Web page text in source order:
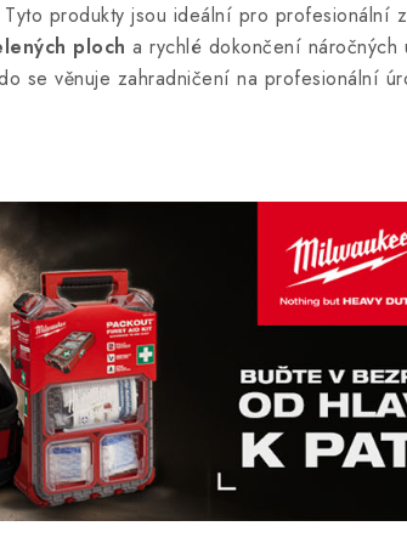
Tyto produkty jsou ideální pro profesionální
ploch a rychlé dokončení náročných
se věnuje zahradničení na profesionální